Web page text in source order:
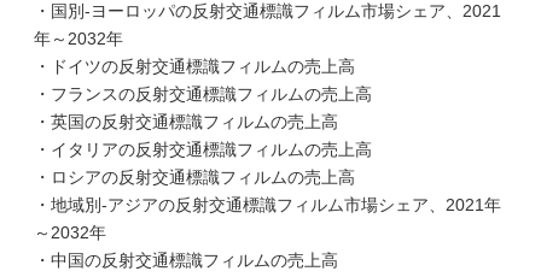
・国別-ヨーロッパの反射交通標識フィルム市場シェア、2021
年～2032年
・ドイツの反射交通標識フィルムの売上高
・フランスの反射交通標識フィルムの売上高
・英国の反射交通標識フィルムの売上高
・イタリアの反射交通標識フィルムの売上高
・ロシアの反射交通標識フィルムの売上高
・地域別-アジアの反射交通標識フィルム市場シェア、2021年
～2032年
・中国の反射交通標識フィルムの売上高